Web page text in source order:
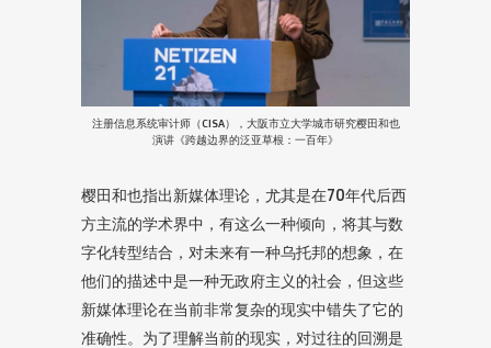
注册信息系统审计师（CISA），大阪市立大学城市研究樱田和也
演讲《跨越边界的泛亚草根：一百年》
樱田和也指出新媒体理论，尤其是在70年代后西
方主流的学术界中，有这么一种倾向，将其与数
字化转型结合，对未来有一种乌托邦的想象，在
他们的描述中是一种无政府主义的社会，但这些
新媒体理论在当前非常复杂的现实中错失了它的
准确性。为了理解当前的现实，对过往的回溯是